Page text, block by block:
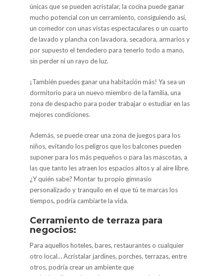
únicas que se pueden acristalar, la cocina puede ganar
mucho potencial con un cerramiento, consiguiendo así,
un comedor con unas vistas espectaculares o un cuarto
de lavado y plancha con lavadora, secadora, armarios y
por supuesto el tendedero para tenerlo todo a mano,
sin perder ni un rayo de luz.
¡También puedes ganar una habitación más! Ya sea un
dormitorio para un nuevo miembro de la familia, una
zona de despacho para poder trabajar o estudiar en las
mejores condiciones.
Además, se puede crear una zona de juegos para los
niños, evitando los peligros que los balcones pueden
suponer para los más pequeños o para las mascotas, a
las que tanto les atraen los espacios altos y al aire libre.
¿Y quién sabe? Montar tu propio gimnasio
personalizado y tranquilo en el que tú te marcas los
tiempos, podría cambiarte la vida.
Cerramiento de terraza para
negocios:
Para aquellos hoteles, bares, restaurantes o cualquier
otro local… Acristalar jardines, porches, terrazas, entre
otros, podría crear un ambiente que